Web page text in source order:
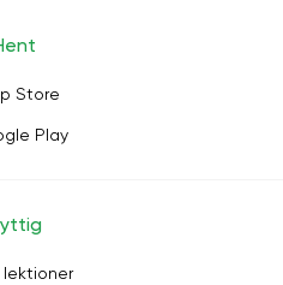
Store
Play
lektioner